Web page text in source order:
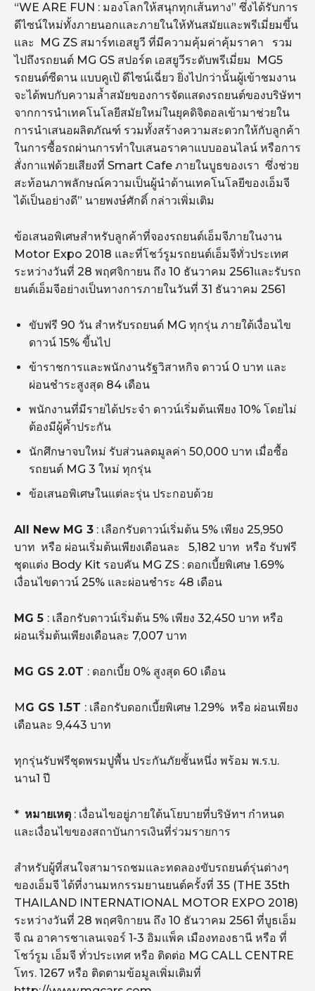
“WE ARE FUN : มองโลกให้สนุกทุกเส้นทาง” ซึ่งได้รับการ
ดีไซน์ใหม่ทั้งภายนอกและภายในให้ทันสมัยและพรีเมี่ยมขึ้น
และ MG ZS สมาร์ทเอสยูวี ที่มีความคุ้มค่าคุ้มราคา รวม
ไปถึงรถยนต์ MG GS สปอร์ต เอสยูวีระดับพรีเมี่ยม MG5
รถยนต์ซีดาน แบบคูเป้ ดีไซน์เฉี่ยว ยิ่งไปกว่านั้นผู้เข้าชมงาน
จะได้พบกับความล้ำสมัยของการจัดแสดงรถยนต์ของบริษัทฯ
จากการนำเทคโนโลยีสมัยใหม่ในยุคดิจิตอลเข้ามาช่วยใน
การนำเสนอผลิตภัณฑ์ รวมทั้งสร้างความสะดวกให้กับลูกค้า
ในการซื้อรถผ่านการทำใบเสนอราคาแบบออนไลน์ หรือการ
สั่งกาแฟด้วยเสียงที่ Smart Cafe ภายในบูธของเรา ซึ่งช่วย
สะท้อนภาพลักษณ์ความเป็นผู้นำด้านเทคโนโลยีของเอ็มจี
ได้เป็นอย่างดี” นายพงษ์ศักดิ์ กล่าวเพิ่มเติม
ข้อเสนอพิเศษสำหรับลูกค้าที่จองรถยนต์เอ็มจีภายในงาน
Motor Expo 2018 และที่โชว์รูมรถยนต์เอ็มจีทั่วประเทศ
ระหว่างวันที่ 28 พฤศจิกายน ถึง 10 ธันวาคม 2561และรับรถ
ยนต์เอ็มจีอย่างเป็นทางการภายในวันที่ 31 ธันวาคม 2561
ขับฟรี 90 วัน สำหรับรถยนต์ MG ทุกรุ่น ภายใต้เงื่อนไข
ดาวน์ 15% ขี้นไป
ข้าราชการและพนักงานรัฐวิสาหกิจ ดาวน์ 0 บาท และ
ผ่อนชำระสูงสุด 84 เดือน
พนักงานที่มีรายได้ประจำ ดาวน์เริ่มต้นเพียง 10% โดยไม่
ต้องมีผู้ค้ำประกัน
นักศึกษาจบใหม่ รับส่วนลดมูลค่า 50,000 บาท เมื่อซื้อ
รถยนต์ MG 3 ใหม่ ทุกรุ่น
ข้อเสนอพิเศษในแต่ละรุ่น ประกอบด้วย
All New MG 3 : เลือกรับดาวน์เริ่มต้น 5% เพียง 25,950
บาท หรือ ผ่อนเริ่มต้นเพียงเดือนละ 5,182 บาท หรือ รับฟรี
ชุดแต่ง Body Kit รอบคัน MG ZS : ดอกเบี้ยพิเศษ 1.69%
เงื่อนไขดาวน์ 25% และผ่อนชำระ 48 เดือน
MG 5 : เลือกรับดาวน์เริ่มต้น 5% เพียง 32,450 บาท หรือ
ผ่อนเริ่มต้นเพียงเดือนละ 7,007 บาท
MG GS 2.0T : ดอกเบี้ย 0% สูงสุด 60 เดือน
MG GS 1.5T : เลือกรับดอกเบี้ยพิเศษ 1.29% หรือ ผ่อนเพียง
เดือนละ 9,443 บาท
ทุกรุ่นรับฟรีชุดพรมปูพื้น ประกันภัยชั้นหนึ่ง พร้อม พ.ร.บ.
นาน1 ปี
* หมายเหตุ : เงื่อนไขอยู่ภายใต้นโยบายที่บริษัทฯ กำหนด
และเงื่อนไขของสถาบันการเงินที่ร่วมรายการ
สำหรับผู้ที่สนใจสามารถชมและทดลองขับรถยนต์รุ่นต่างๆ
ของเอ็มจี ได้ที่งานมหกรรมยานยนต์ครั้งที่ 35 (THE 35th
THAILAND INTERNATIONAL MOTOR EXPO 2018)
ระหว่างวันที่ 28 พฤศจิกายน ถึง 10 ธันวาคม 2561 ที่บูธเอ็ม
จี ณ อาคารชาเลนเจอร์ 1-3 อิมแพ็ค เมืองทองธานี หรือ ที่
โชว์รูม เอ็มจี ทั่วประเทศ หรือ ติดต่อ MG CALL CENTRE
โทร. 1267 หรือ ติดตามข้อมูลเพิ่มเติมที่